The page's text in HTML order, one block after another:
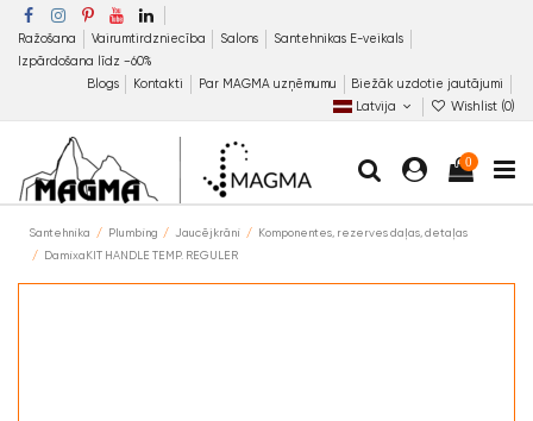
Ražošana Vairumtirdzniecība Salons
Santehnikas E-veikals
Izpārdošana līdz −60%
Blogs
Kontakti Par MAGMA uzņēmumu
Biežāk uzdotie jautājumi
Latvija
Wishlist (0)
0
Santehnika Plumbing Jaucējkrāni
Komponentes, rezerves daļas, detaļas
DamixaKIT HANDLE TEMP. REGULER